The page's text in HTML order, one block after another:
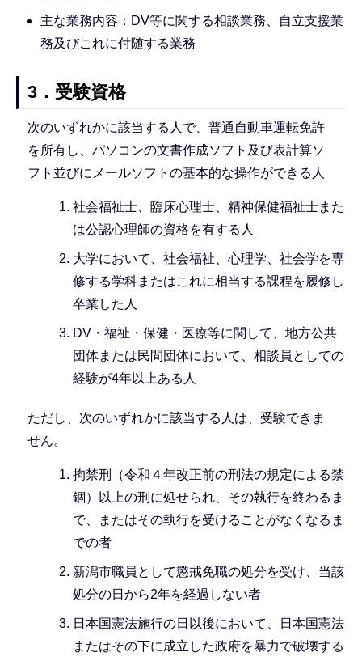
主な業務内容：DV等に関する相談業務、自立支援業
務及びこれに付随する業務
3．受験資格
次のいずれかに該当する人で、普通自動車運転免許
を所有し、パソコンの文書作成ソフト及び表計算ソ
フト並びにメールソフトの基本的な操作ができる人
社会福祉士、臨床心理士、精神保健福祉士また
は公認心理師の資格を有する人
大学において、社会福祉、心理学、社会学を専
修する学科またはこれに相当する課程を履修し
卒業した人
DV・福祉・保健・医療等に関して、地方公共
団体または民間団体において、相談員としての
経験が4年以上ある人
ただし、次のいずれかに該当する人は、受験できま
せん。
拘禁刑（令和４年改正前の刑法の規定による禁
錮）以上の刑に処せられ、その執行を終わるま
で、またはその執行を受けることがなくなるま
での者
新潟市職員として懲戒免職の処分を受け、当該
処分の日から2年を経過しない者
日本国憲法施行の日以後において、日本国憲法
またはその下に成立した政府を暴力で破壊する